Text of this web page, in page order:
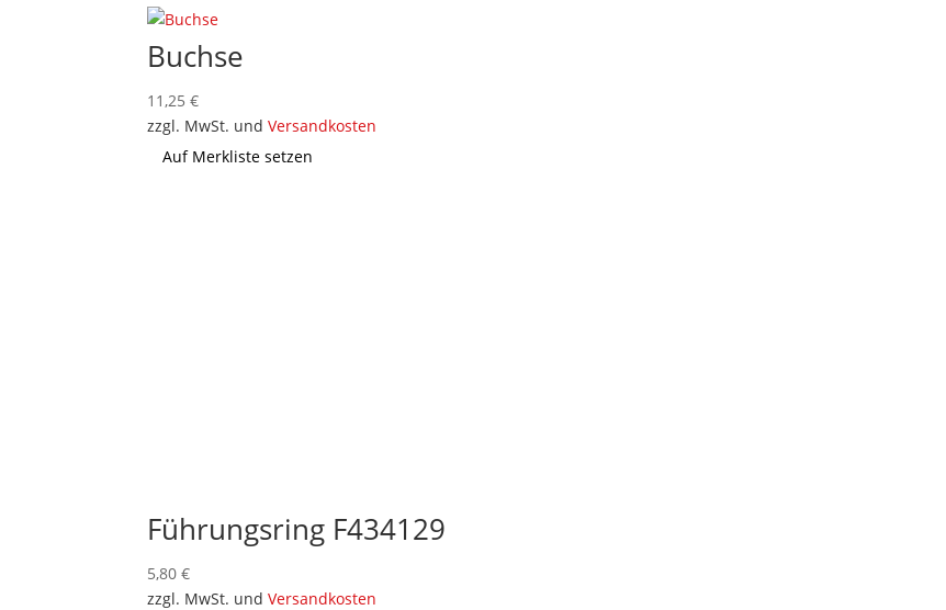
Buchse
11,25€
zzgl. MwSt. undVersandkosten
Auf Merkliste setzen
Führungsring F434129
5,80€
zzgl. MwSt. undVersandkosten